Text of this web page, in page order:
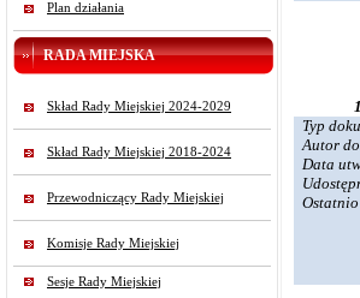
Plan działania
RADA MIEJSKA
Skład Rady Miejskiej 2024-2029
Skład Rady Miejskiej 2018-2024
Przewodniczący Rady Miejskiej
Komisje Rady Miejskiej
Sesje Rady Miejskiej
Typ
Autor
Data